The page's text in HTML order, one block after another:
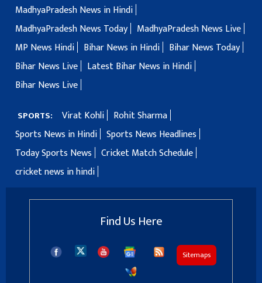
MadhyaPradesh News in Hindi
MadhyaPradesh News Today
MadhyaPradesh News Live
MP News Hindi
Bihar News in Hindi
Bihar News Today
Bihar News Live
Latest Bihar News in Hindi
Bihar News Live
SPORTS: Virat Kohli
Rohit Sharma
Sports News in Hindi Sports News Headlines
Today Sports News
Cricket Match Schedule
cricket news in hindi
Find Us Here
Sitemaps